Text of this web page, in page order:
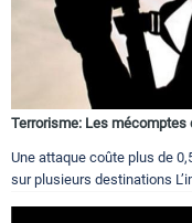
Terrorisme: Les mécomptes
Une attaque coûte plus de
sur plusieurs destinations